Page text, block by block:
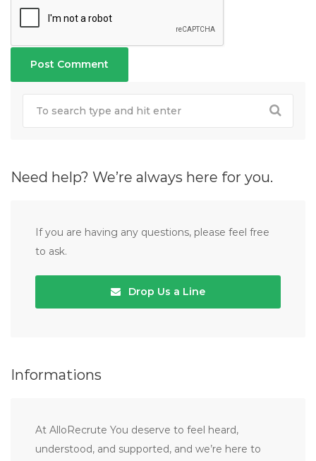
Need help? We’re always here for you.
If you are having any questions, please feel free
to ask.
Drop Us a Line
Informations
At AlloRecrute You deserve to feel heard,
understood, and supported, and we’re here to